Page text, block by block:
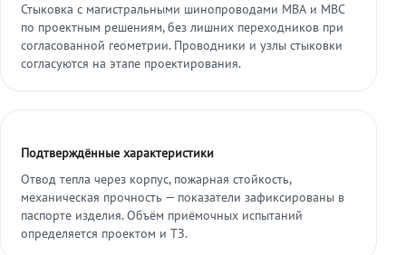
Стыковка с магистральными шинопроводами МВА и МВС
по проектным решениям, без лишних переходников при
согласованной геометрии. Проводники и узлы стыковки
согласуются на этапе проектирования.
Подтверждённые характеристики
Отвод тепла через корпус, пожарная стойкость,
механическая прочность — показатели зафиксированы в
паспорте изделия. Объём приёмочных испытаний
определяется проектом и ТЗ.